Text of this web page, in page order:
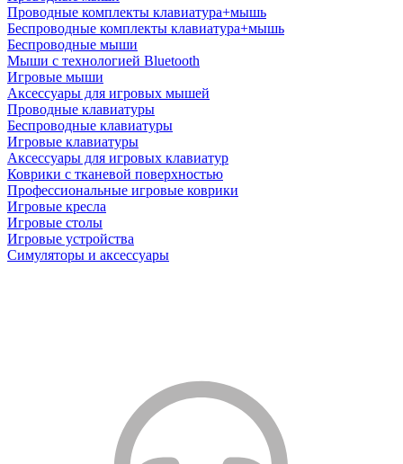
Проводные комплекты клавиатура+мышь
Беспроводные комплекты клавиатура+мышь
Беспроводные мыши
Мыши с технологией Bluetooth
Игровые мыши
Аксессуары для игровых мышей
Проводные клавиатуры
Беспроводные клавиатуры
Игровые клавиатуры
Аксессуары для игровых клавиатур
Коврики с тканевой поверхностью
Профессиональные игровые коврики
Игровые кресла
Игровые столы
Игровые устройства
Симуляторы и аксессуары